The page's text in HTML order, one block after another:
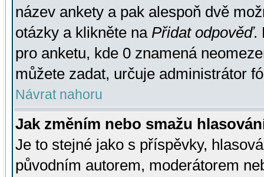
název ankety a pak alespoň dvě
otázky a klikněte na Přidat odpověď.
pro anketu, kde 0 znamená
můžete zadat, určuje administrátor
Návrat nahoru
Jak změním nebo smažu
Je to stejné jako s příspěvky,
původním autorem, moderátorem